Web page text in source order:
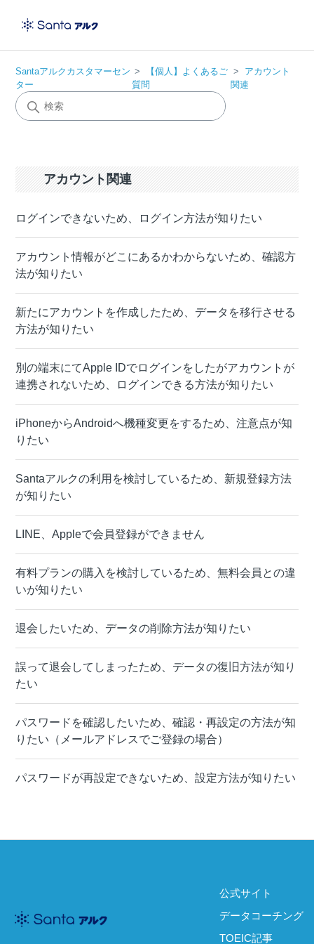
Santaアルクカスタマーセン
ター
【個人】よくあるご
質問
アカウント
関連
アカウント関連
ログインできないため、ログイン方法が知りたい
アカウント情報がどこにあるかわからないため、確認方
法が知りたい
新たにアカウントを作成したため、データを移行させる
方法が知りたい
別の端末にてApple IDでログインをしたがアカウントが
連携されないため、ログインできる方法が知りたい
iPhoneからAndroidへ機種変更をするため、注意点が知
りたい
Santaアルクの利用を検討しているため、新規登録方法
が知りたい
LINE、Appleで会員登録ができません
有料プランの購入を検討しているため、無料会員との違
いが知りたい
退会したいため、データの削除方法が知りたい
誤って退会してしまったため、データの復旧方法が知り
たい
パスワードを確認したいため、確認・再設定の方法が知
りたい（メールアドレスでご登録の場合）
パスワードが再設定できないため、設定方法が知りたい
公式サイト
データコーチング
TOEIC記事